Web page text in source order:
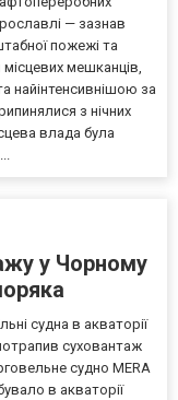
— зазнав
пожежі та
місцевих мешканців,
найінтенсивнішою за
з нічних
влада була
у Чорному
судна в акваторії
суховантаж
судно MERA
в акваторії